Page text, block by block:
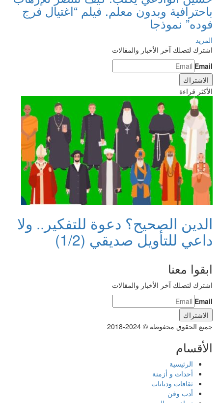
باحترافية وبدون معلم. فيلم “اغتيال فرج
فوده” نموذجا
المزيد
اشترك لتصلك آخر الأخبار والمقالات
Email
الأكثر قراءة
الدين الصحيح؟ دعوة للتفكير.. ولا
داعي للتأويل صديقي (1/2)
ابقوا معنا
اشترك لتصلك آخر الأخبار والمقالات
Email
جميع الحقوق محفوظة © 2024-2018
الأقسام
الرئيسية
أحداث و أزمنة
ثقافات وديانات
أدب وفن